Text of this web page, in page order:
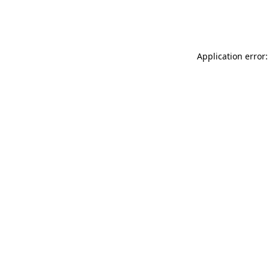
Application